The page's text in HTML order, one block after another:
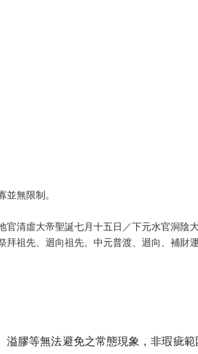
無限制。
清虛大帝聖誕七月十五日／下元水官洞
祖先、迴向祖先、中元普渡、迴向、補
膠等無法避免之常態現象，非瑕疵範